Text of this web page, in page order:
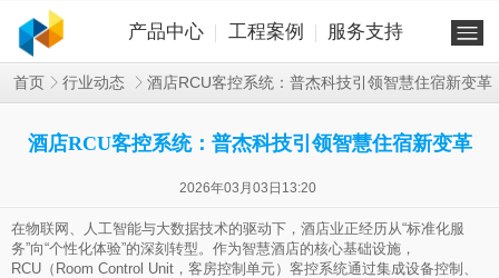
产品中心 工程案例 服务支持
首页 行业动态 酒店RCU客控系统：普杰科技引领智慧住宿新变革
酒店RCU客控系统：普杰科技引领智慧住宿新变革
2026年03月03日13:20
在物联网、人工智能与大数据技术的驱动下，酒店业正经历从“标准化服
务”向“个性化体验”的深刻转型。作为智慧酒店的核心基础设施，
RCU（Room Control Unit，客房控制单元）客控系统通过集成设备控制、